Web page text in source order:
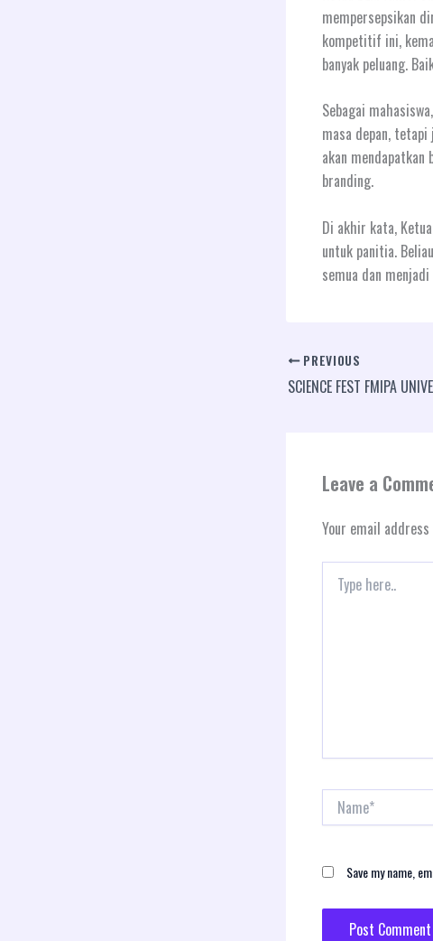
mempersepsikan
kompetitif ini,
banyak peluang.
Sebagai
masa depan,
akan
branding.
Di akhir kata,
untuk panitia.
semua dan
PREVIOUS
Leave a
Your email
Type
here..
Name*
Save my name,